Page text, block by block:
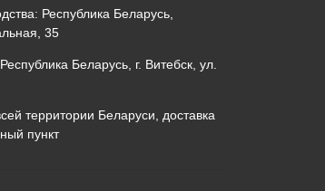
Республика Беларусь,
35
Беларусь, г. Витебск, ул.
территории Беларуси, доставка
пункт